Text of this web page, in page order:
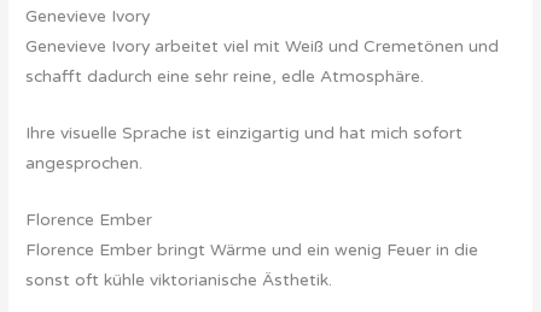
Genevieve Ivory
Genevieve Ivory arbeitet viel mit Weiß und Cremetönen und
schafft dadurch eine sehr reine, edle Atmosphäre.
Ihre visuelle Sprache ist einzigartig und hat mich sofort
angesprochen.
Florence Ember
Florence Ember bringt Wärme und ein wenig Feuer in die
sonst oft kühle viktorianische Ästhetik.